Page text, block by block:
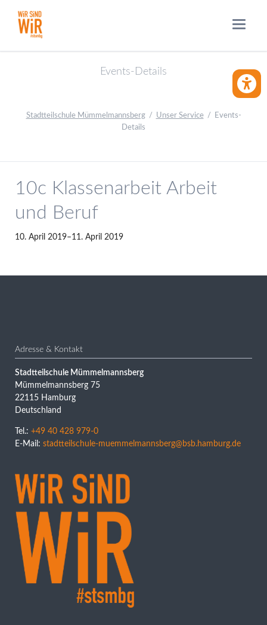
Events-Details
Stadtteilschule Mümmelmannsberg Unser Service
Events-
Details
10c Klassenarbeit Arbeit
und Beruf
10. April 2019–11. April 2019
Adresse & Kontakt
Stadtteilschule Mümmelmannsberg
Mümmelmannsberg 75
22115 Hamburg
Deutschland
Tel.: +49 40 428 979-0
E-Mail: stadtteilschule-muemmelmannsberg@bsb.hamburg.de